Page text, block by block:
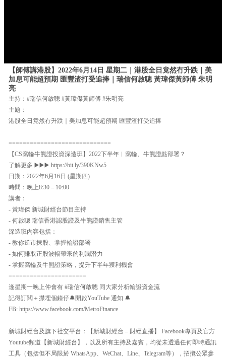
【師傅講港股】2022年6月14日 星期二｜港股全日竟然冇升跌｜美
加息可能超預期 匯豐渣打受追捧｜瑞信何啟聰 黃瑋傑黃師傅 朱明
亮
主持：#瑞信何啟聰 #黃瑋傑黃師傅 #朱明亮
主題：
港股全日竟然冇升跌｜美加息可能超預期 匯豐渣打受追捧
=============================
【CS窩輪牛熊證投資深造班】2022下半年︱窩輪、牛熊證點部署？
了解更多 ▶️▶️▶️ https://bit.ly/390KNw5
日期：2022年6月16日 (星期四)
時間：晚上8:30 – 10:00
講者：
- 黃瑋傑 新城財經台節目主持
- 何啟聰 瑞信香港認股證及牛熊證銷售主管
深造班內容包括：
- 教你逆市揀股、掌握輪證部署
- 如何賺取正股波幅帶來的利潤潛力
- 掌握窩輪及牛熊證策略，提升下半年獲利機會
======================
逢星期一晚上仲會有 #瑞信何啟聰 同大家分析輪證資金流
記得訂閱＋㩒埋個鐘仔🔔開啟YouTube 通知 🔔
FB: https://www.facebook.com/MetroFinance
新城財經台及旗下社交平台：【新城財經台 – 財經直播】 Facebook專頁及官方
Youtube頻道【新城財經台】，以及所有主持及嘉賓，均從未透過任何即時通訊
工具（包括但不局限於 WhatsApp、WeChat、Line、Telegram等），招攬公眾參